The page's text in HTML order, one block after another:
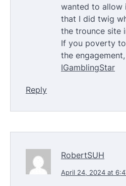
wanted to allow
that I did twig
the trounce site
If you poverty
the
IGamblingStar
Reply
RobertSUH
April 24, 2024 at